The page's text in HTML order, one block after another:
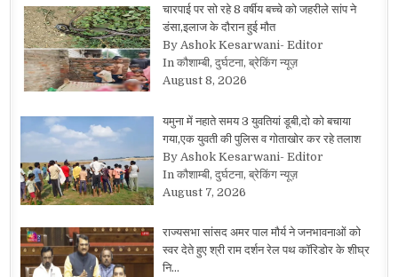
चारपाई पर सो रहे 8 वर्षीय बच्चे को जहरीले सांप ने
डंसा,इलाज के दौरान हुई मौत
By Ashok Kesarwani- Editor
In कौशाम्बी, दुर्घटना, ब्रेकिंग न्यूज़
August 8, 2026
यमुना में नहाते समय 3 युवतियां डूबी,दो को बचाया
गया,एक युवती की पुलिस व गोताखोर कर रहे तलाश
By Ashok Kesarwani- Editor
In कौशाम्बी, दुर्घटना, ब्रेकिंग न्यूज़
August 7, 2026
राज्यसभा सांसद अमर पाल मौर्य ने जनभावनाओं को
स्वर देते हुए श्री राम दर्शन रेल पथ कॉरिडोर के शीघ्र
नि…